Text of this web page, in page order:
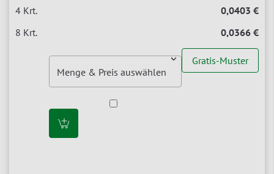
0,0403 €
0,0366 €
Gratis-Muster